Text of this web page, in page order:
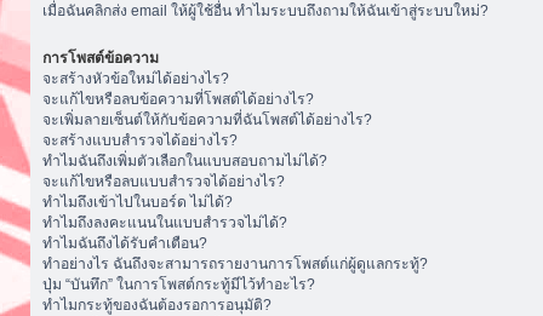
เมื่อฉันคลิกส่ง email ให้ผู้ใช้อื่น ทำไมระบบถึงถามให้ฉันเข้าสู่ระบบใหม่?
การโพสต์ข้อความ
จะสร้างหัวข้อใหม่ได้อย่างไร?
จะแก้ไขหรือลบข้อความที่โพสต์ได้อย่างไร?
จะเพิ่มลายเซ็นต์ให้กับข้อความที่ฉันโพสต์ได้อย่างไร?
จะสร้างแบบสำรวจได้อย่างไร?
ทำไมฉันถึงเพิ่มตัวเลือกในแบบสอบถามไม่ได้?
จะแก้ไขหรือลบแบบสำรวจได้อย่างไร?
ทำไมถึงเข้าไปในบอร์ด ไม่ได้?
ทำไมถึงลงคะแนนในแบบสำรวจไม่ได้?
ทำไมฉันถึงได้รับคำเตือน?
ทำอย่างไร ฉันถึงจะสามารถรายงานการโพสต์แก่ผู้ดูแลกระทู้?
ปุ่ม “บันทึก” ในการโพสต์กระทู้มีไว้ทำอะไร?
ทำไมกระทู้ของฉันต้องรอการอนุมัติ?